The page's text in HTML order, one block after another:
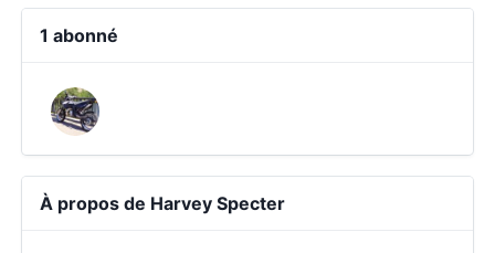
1 abonné
À propos de Harvey Specter